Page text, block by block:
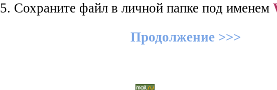
5. Сохраните файл в личной папке под именем
Продолжение >>>